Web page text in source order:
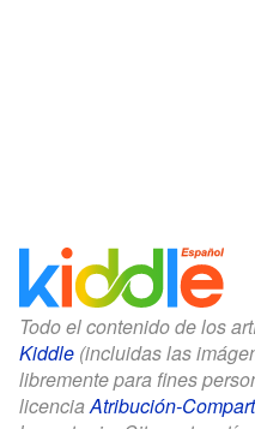
Todo el contenido de los
Kiddle (incluidas las
libremente para fines
licenciaAtribución-